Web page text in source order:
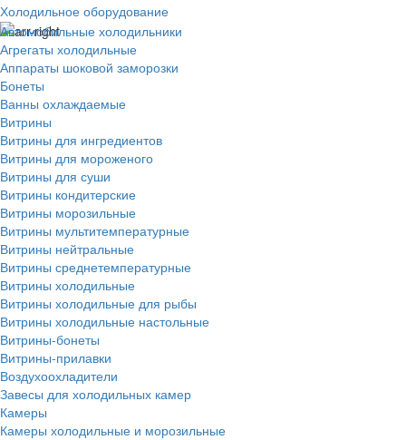
Холодильное оборудование
Автомобильные холодильники
Агрегаты холодильные
Аппараты шоковой заморозки
Бонеты
Ванны охлаждаемые
Витрины
Витрины для ингредиентов
Витрины для мороженого
Витрины для суши
Витрины кондитерские
Витрины морозильные
Витрины мультитемпературные
Витрины нейтральные
Витрины среднетемпературные
Витрины холодильные
Витрины холодильные для рыбы
Витрины холодильные настольные
Витрины-бонеты
Витрины-прилавки
Воздухоохладители
Завесы для холодильных камер
Камеры
Камеры холодильные и морозильные